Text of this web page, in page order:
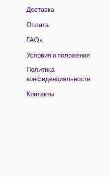
Доставка
Оплата
FAQs
Условия и положения
Политика
конфиденциальности
Контакты